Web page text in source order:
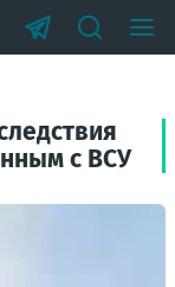
с ВСУ